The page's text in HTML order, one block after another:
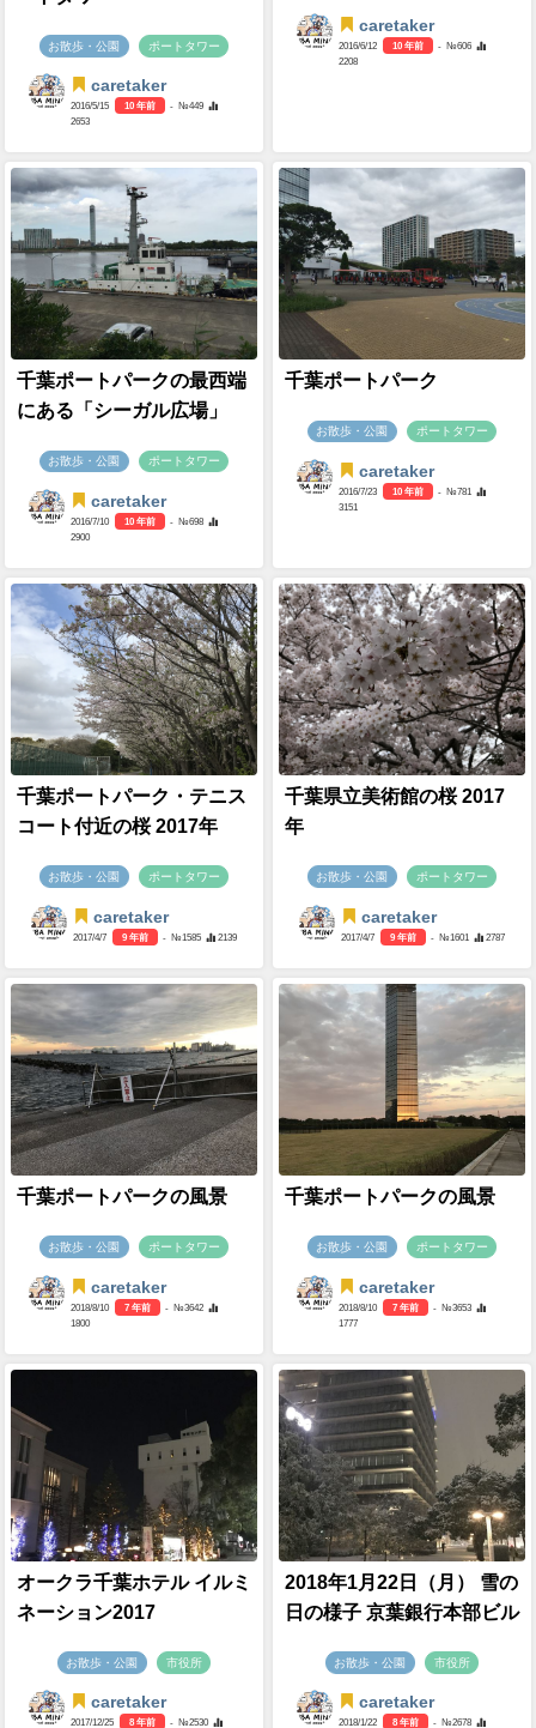
お散歩・公園 ポートタワー
caretaker
2016/5/15 10 年前
- №449
2653
caretaker
2016/6/12 10 年前
- №606
2208
千葉ポートパークの最西端
にある「シーガル広場」
お散歩・公園 ポートタワー
caretaker
2016/7/10 10 年前
- №698
2900
千葉ポートパーク
お散歩・公園 ポートタワー
caretaker
2016/7/23 10 年前
- №781
3151
千葉ポートパーク・テニス
コート付近の桜 2017年
お散歩・公園 ポートタワー
caretaker
2017/4/7 9 年前 - №1585 2139
千葉県立美術館の桜 2017
年
お散歩・公園 ポートタワー
caretaker
2017/4/7 9 年前 - №1601 2787
千葉ポートパークの風景
お散歩・公園 ポートタワー
caretaker
2018/8/10 7 年前
- №3642
1800
千葉ポートパークの風景
お散歩・公園 ポートタワー
caretaker
2018/8/10 7 年前
- №3653
1777
オークラ千葉ホテル イルミ
ネーション2017
お散歩・公園 市役所
caretaker
2017/12/25 8 年前
- №2530
2018年1月22日（月） 雪の
日の様子 京葉銀行本部ビル
お散歩・公園 市役所
caretaker
2018/1/22 8 年前
- №2678